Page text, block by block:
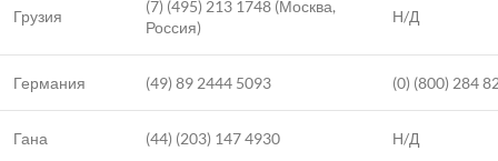
Грузия
(7) (495) 213 1748 (Москва,
Россия)
Н/Д
Германия (49) 89 2444 5093 (0) (800) 284
Гана (44) (203) 147 4930 Н/Д